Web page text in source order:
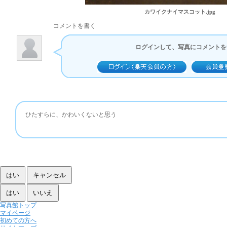
カワイクナイマスコット.jpg
コメントを書く
ログインして、写真にコメント
ひたすらに、かわいくないと思う
写真館トップ
マイページ
初めての方へ